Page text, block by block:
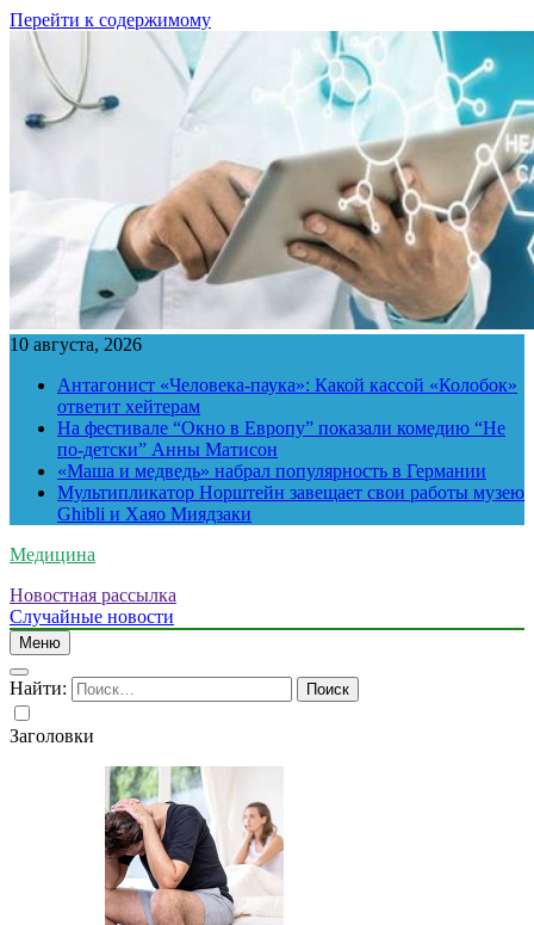
Перейти к содержимому
10 августа, 2026
Антагонист «Человека-паука»: Какой кассой «Колобок»
ответит хейтерам
На фестивале “Окно в Европу” показали комедию “Не
по-детски” Анны Матисон
«Маша и медведь» набрал популярность в Германии
Мультипликатор Норштейн завещает свои работы музею
Ghibli и Хаяо Миядзаки
Медицина
Новостная рассылка
Случайные новости
Меню
Найти:
Заголовки